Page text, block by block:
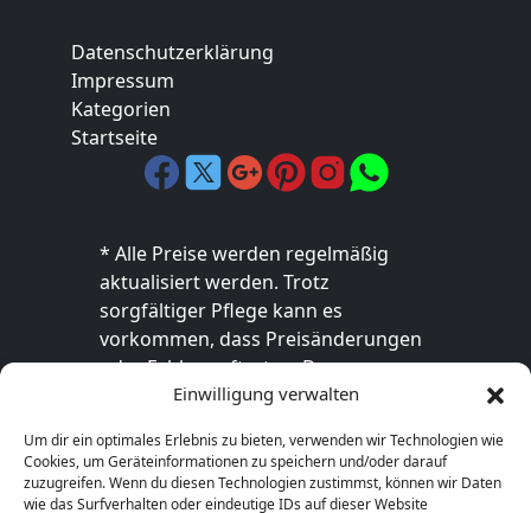
Einwilligung verwalten
Um dir ein optimales Erlebnis zu bieten, verwenden wir Technologien wie
Cookies, um Geräteinformationen zu speichern und/oder darauf
zuzugreifen. Wenn du diesen Technologien zustimmst, können wir Daten
wie das Surfverhalten oder eindeutige IDs auf dieser Website
Datenschutzerklärung
Impressum
Kategorien
Startseite
* Alle Preise werden regelmäßig
aktualisiert werden. Trotz
sorgfältiger Pflege kann es
vorkommen, dass Preisänderungen
oder Fehler auftreten. Der
endgültige Preis sowie die
ausschließlich im jeweiligen Online-
Shop des Anbieters verbindlich. Bitte